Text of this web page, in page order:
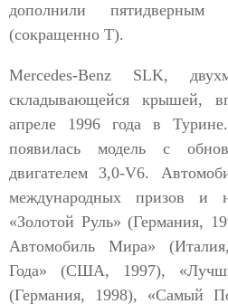
дополнили пятидверным
(сокращенно Т).
Mercedes-Benz SLK,
складывающейся крышей,
апреле 1996 года в
появилась модель с
двигателем 3,0-V6.
международных призов и
«Золотой Руль» (Германия,
Автомобиль Мира»
Года» (США, 1997),
(Германия, 1998), «Самый